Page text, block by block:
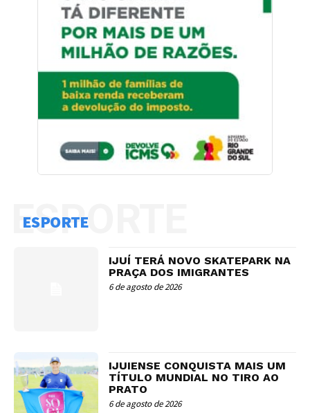
ESPORTE
ESPORTE
IJUÍ TERÁ NOVO SKATEPARK NA
PRAÇA DOS IMIGRANTES
6 de agosto de 2026
IJUIENSE CONQUISTA MAIS UM
TÍTULO MUNDIAL NO TIRO AO
PRATO
6 de agosto de 2026